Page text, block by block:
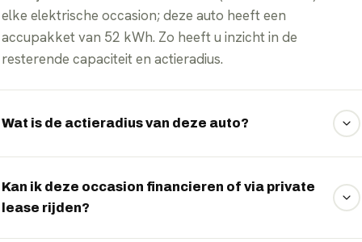
elke elektrische occasion; deze auto heeft een
accupakket van 52 kWh. Zo heeft u inzicht in de
resterende capaciteit en actieradius.
Wat is de actieradius van deze auto?
met rijstijl, snelheid, buitentemperatuur en belading.
Kan ik deze occasion financieren of via private
lease rijden?